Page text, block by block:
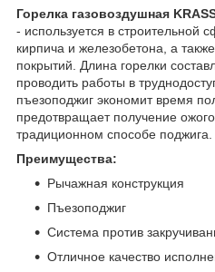
Горелка газовоздушная
- используется в строительной
кирпича и железобетона, а
покрытий. Длина горелки
проводить работы в
пъезоподжиг экономит время
предотвращает получение
традиционном способе поджига.
Преимущества:
Рычажная конструкция
Пъезоподжиг
Система против
Отличное качество